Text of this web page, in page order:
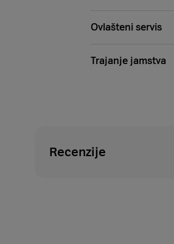
Ovlašteni servis
Trajanje jamstva
Recenzije